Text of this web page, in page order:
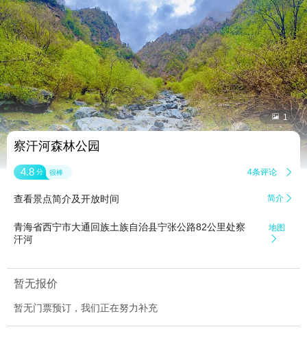
 1
察汗河森林公园
4.8 分 很棒 4条评论 
查看景点简介及开放时间 简介 
青海省西宁市大通回族土族自治县宁张公路82公里处察
汗河
地图

暂无报价
暂无门票预订，我们正在努力补充
